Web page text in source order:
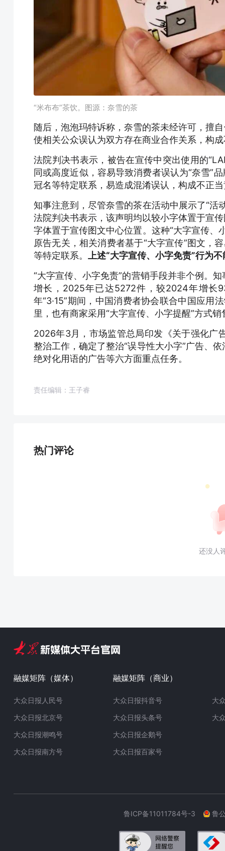
“米布布”茶饮。图源：奈雪的茶
随后，泡泡玛特诉称，奈雪的茶未经许可，擅
使相关公众误认为双方存在商业合作关系，构
法院判决书表示，被告在宣传中突出使用的
同或高度近似，容易导致消费者误认为“奈雪”
冠名等特定联系，易造成混淆误认，构成不正
知事注意到，尽管奈雪的茶在活动中展示了“活
法院判决书表示，该声明均以较小字体置于宣
字体置于宣传图文中心位置。这种“大字宣传、
原告无关，相关消费者基于“大字宣传”图文，
等特定联系。
上述“大字宣传、小字免责”行为
“大字宣传、小字免责”的营销手段并非个例。
增长，2025年已达5272件，较2024年增长
年“3·15”期间，中国消费者协会联合中国应
里，也有商家采用“大字宣传、小字提醒”方式
2026年3月，市场监管总局印发《关于强化广
整治工作，确定了整治“误导性大小字”广告、
绝对化用语的广告等六方面重点任务。
责任编辑：王子睿
热门评论
还没人
融媒矩阵（媒体）
大众日报人民号
大众日报北京号
大众日报潮鸣号
大众日报南方号
融媒矩阵（商业）
大众日报抖音号
大众日报头条号
大众日报企鹅号
大众日报百家号
大
大
鲁ICP备11011784号-3 鲁